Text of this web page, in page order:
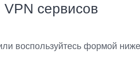
сервисов
воспользуйтесь формой